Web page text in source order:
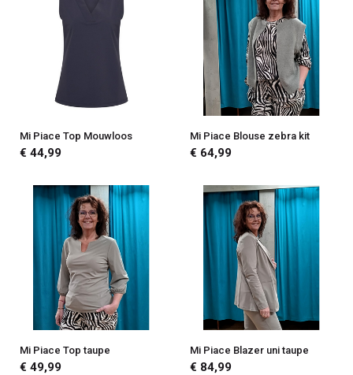
Mi Piace Top Mouwloos
€ 44,99
Mi Piace Blouse zebra kit
€ 64,99
Mi Piace Top taupe
€ 49,99
Mi Piace Blazer uni taupe
€ 84,99